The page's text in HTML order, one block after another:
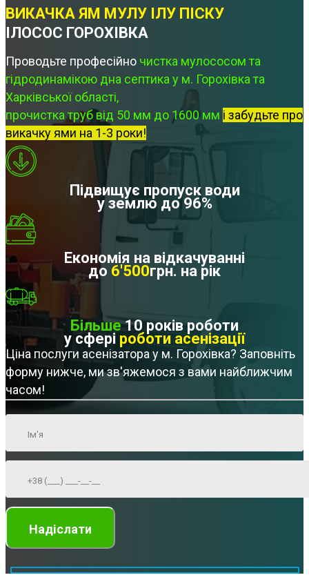
ВИКАЧКА ЯМ МУЛУ ІЛУ ПІСКУ
ІЛОСОС ГОРОХІВКА
Проводьте професійно чистка мулососом та
гідродинамікою дна септика у м. Горохівка та
Харківської області,
прочистка труб від 50 мм до 1600 мм і забудьте про
викачку ями на 1-3 роки!
Підвищує пропуск води
у землю до 96%
Економія на відкачуванні
до 6'500грн. на рік
Більше10 років роботи
у сфері роботи асенізації
Ціна послуги асенізатора у м. Горохівка? Заповніть
форму нижче, ми зв'яжемося з вами найближчим
часом!